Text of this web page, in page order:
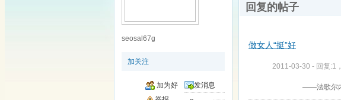
seosal67g
加关注
加为好
发消息
回复的帖子
做女人“挺”好
2011-03-30 - 回复:1
——法歌尔内衣